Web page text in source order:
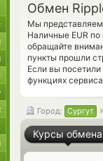
Обмен
Мы представляем
Наличные EUR
обращайте
пункты прошли
Если вы
функциях
Город: Сургут
Курсы обмена